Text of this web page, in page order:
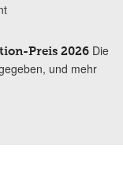
Preis 2026 Die
und mehr